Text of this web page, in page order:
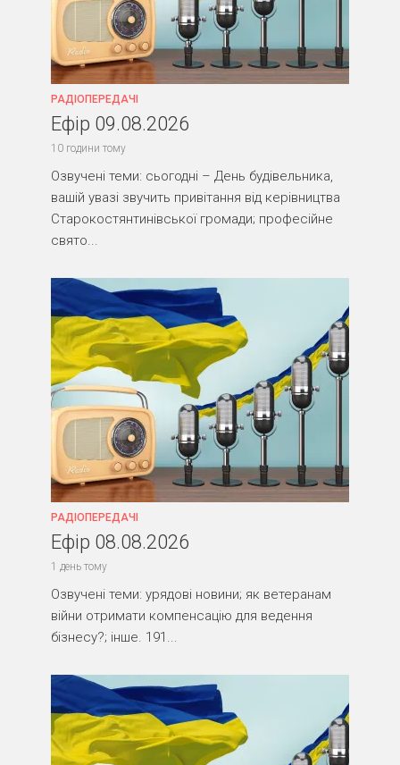
РАДІОПЕРЕДАЧІ
Ефір 09.08.2026
10 години тому
Озвучені теми: сьогодні – День будівельника,
вашій увазі звучить привітання від керівництва
Старокостянтинівської громади; професійне
свято...
РАДІОПЕРЕДАЧІ
Ефір 08.08.2026
1 день тому
Озвучені теми: урядові новини; як ветеранам
війни отримати компенсацію для ведення
бізнесу?; інше. 191...